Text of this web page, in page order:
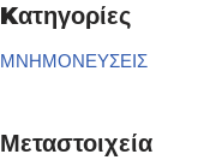
Kατηγορίες
ΜΝΗΜΟΝΕΥΣΕΙΣ
Μεταστοιχεία